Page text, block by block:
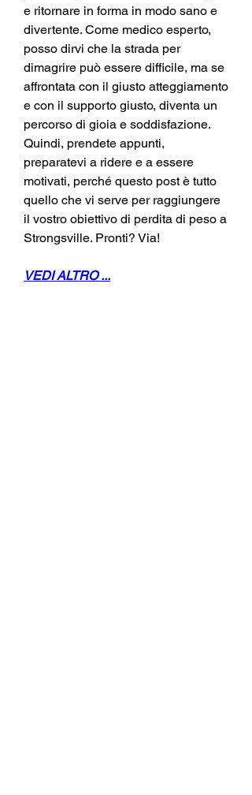
e ritornare in forma in modo sano e
divertente. Come medico esperto,
posso dirvi che la strada per
dimagrire può essere difficile, ma se
affrontata con il giusto atteggiamento
e con il supporto giusto, diventa un
percorso di gioia e soddisfazione.
Quindi, prendete appunti,
preparatevi a ridere e a essere
motivati, perché questo post è tutto
quello che vi serve per raggiungere
il vostro obiettivo di perdita di peso a
Strongsville. Pronti? Via!
VEDI ALTRO ...